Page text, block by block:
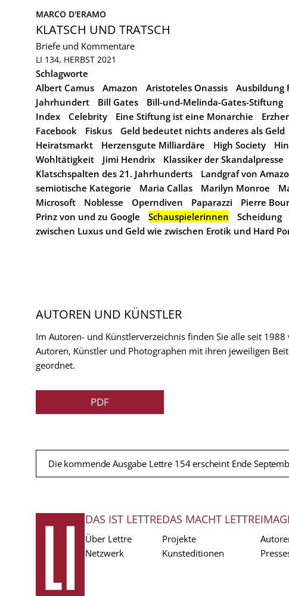
MARCO D'ERAMO
KLATSCH UND TRATSCH
Briefe und Kommentare
LI 134, HERBST 2021
Schlagworte
Albert Camus
Amazon Aristoteles Onassis
Ausbildung
Jahrhundert
Bill Gates Bill-und-Melinda-Gates-Stiftung
Index
Celebrity Eine Stiftung ist eine Monarchie
Facebook
Fiskus Geld bedeutet nichts anderes als Geld
Heiratsmarkt
Herzensgute Milliardäre High Society
Wohltätigkeit
Jimi Hendrix Klassiker der Skandalpresse
Klatschspalten des 21. Jahrhunderts
Landgraf von
semiotische Kategorie
Maria Callas Marilyn Monroe
Microsoft
Noblesse Operndiven Paparazzi Pierre
Prinz von und zu Google
Schauspielerinnen Scheidung
zwischen Luxus und Geld wie zwischen Erotik und Hard
AUTOREN UND KÜNSTLER
Im Autoren- und Künstlerverzeichnis finden Sie alle seit
Autoren, Künstler und Photographen mit ihren jeweiligen
geordnet.
PDF
Die kommende Ausgabe Lettre 154 erscheint Ende
FUSSZEILE
DAS IST LETTRE
Über Lettre
Netzwerk
DAS MACHT LETTRE
Projekte
Kunsteditionen